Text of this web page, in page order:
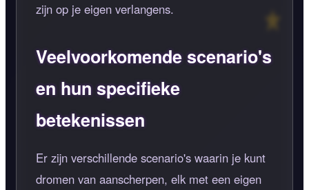
zijn op je eigen verlangens.
Veelvoorkomende scenario's
en hun specifieke
betekenissen
Er zijn verschillende scenario's waarin je kunt
dromen van aanscherpen, elk met een eigen